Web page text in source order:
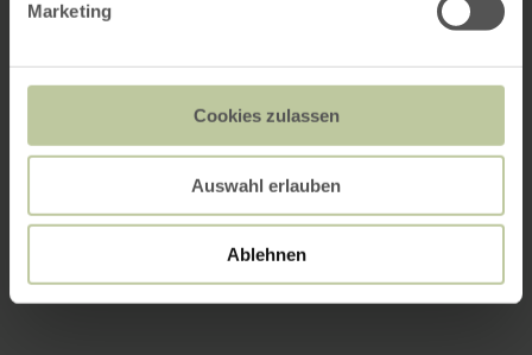
Marketing
Cookies zulassen
Auswahl erlauben
Ablehnen